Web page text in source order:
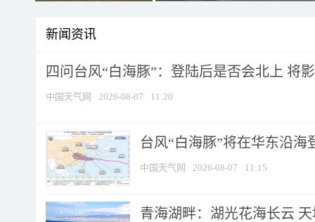
新闻资讯
四问台风“白海豚”：登陆后是否会北上 将
中国天气网 2026-08-07 11:20
台风“白海豚”将在华东沿
中国天气网 2026-08-07 11:15
青海湖畔：湖光花海长云